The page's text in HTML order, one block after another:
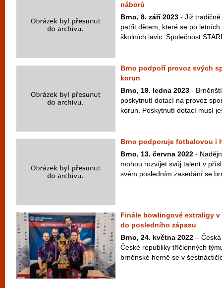
náborů
Brno, 8. září 2023 - Již
patřit dětem, které se po
školních lavic. Společnost
Brno podpoří provoz svých
korun
Brno, 19. ledna 2023 -
poskytnutí dotací na provoz
korun. Poskytnutí dotací musí
Brno podporuje fotbalovou i
Brno, 13. června 2022 -
mohou rozvíjet svůj talent v
svém posledním zasedání se
Finále bowlingové extraligy
do posledního zápasu
Brno, 24. května 2022 –
České republiky tříčlenných
brněnské herně se v